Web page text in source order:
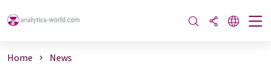
Home News